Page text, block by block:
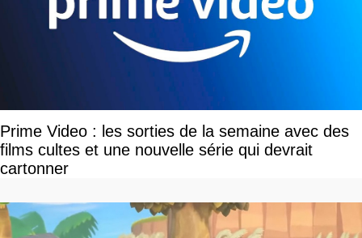
Prime Video : les sorties de la semaine avec des
films cultes et une nouvelle série qui devrait
cartonner